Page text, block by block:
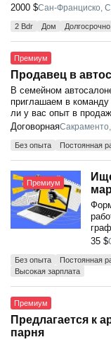
2000 $Сан-Франциско,
2 Bdr Дом Долгосрочно
Премиум
Продавец в
В семейном
приглашаем в
ли у вас опыт в
Договорная
Без опыта Постоянная
Премиум
или
35 $
Без опыта Постоянная
Высокая зарплата
Премиум
Предлагается к
парня